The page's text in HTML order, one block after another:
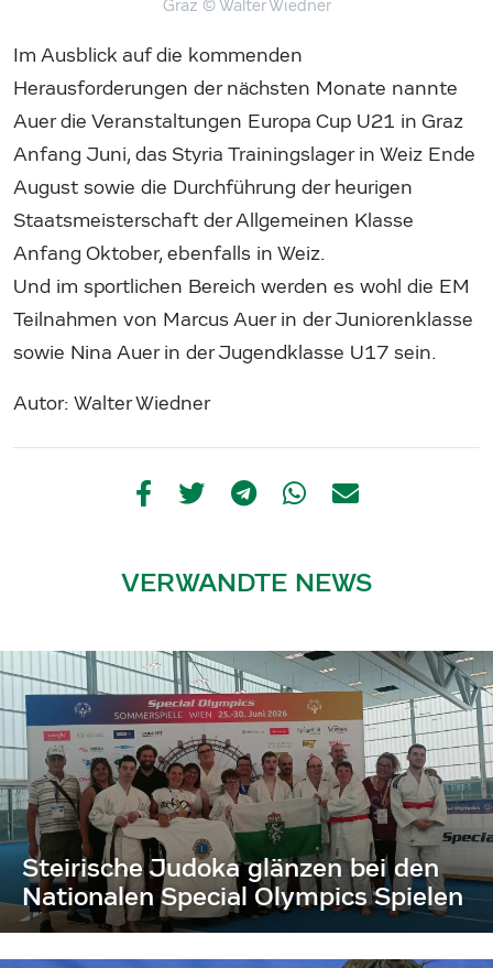
Graz © Walter Wiedner
Im Ausblick auf die kommenden
Herausforderungen der nächsten Monate nannte
Auer die Veranstaltungen Europa Cup U21 in Graz
Anfang Juni, das Styria Trainingslager in Weiz Ende
August sowie die Durchführung der heurigen
Staatsmeisterschaft der Allgemeinen Klasse
Anfang Oktober, ebenfalls in Weiz.
Und im sportlichen Bereich werden es wohl die EM
Teilnahmen von Marcus Auer in der Juniorenklasse
sowie Nina Auer in der Jugendklasse U17 sein.
Autor: Walter Wiedner
VERWANDTE NEWS
Steirische Judoka glänzen bei den
Nationalen Special Olympics Spielen